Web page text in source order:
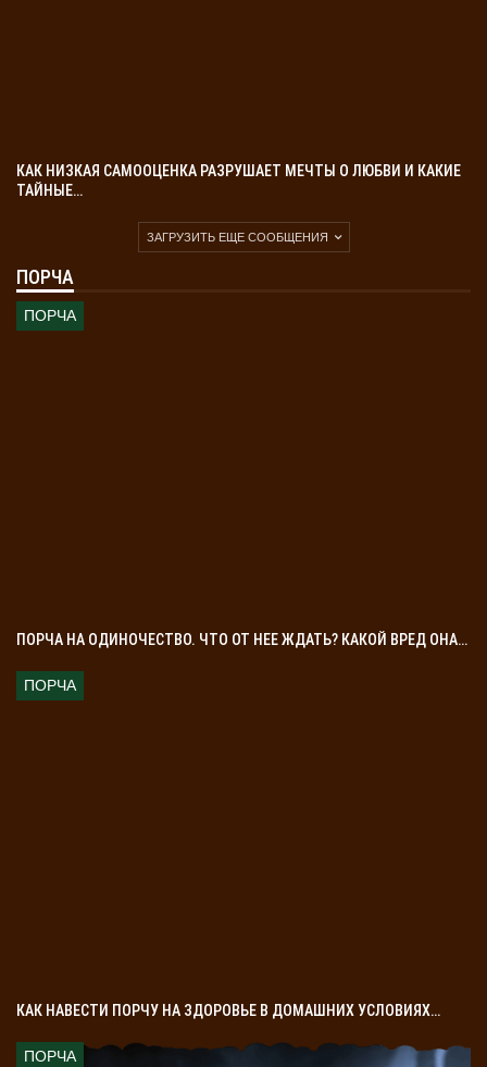
КАК НИЗКАЯ САМООЦЕНКА РАЗРУШАЕТ МЕЧТЫ О ЛЮБВИ И КАКИЕ
ТАЙНЫЕ…
ЗАГРУЗИТЬ ЕЩЕ СООБЩЕНИЯ
ПОРЧА
ПОРЧА
ПОРЧА НА ОДИНОЧЕСТВО. ЧТО ОТ НЕЕ ЖДАТЬ? КАКОЙ ВРЕД ОНА…
ПОРЧА
КАК НАВЕСТИ ПОРЧУ НА ЗДОРОВЬЕ В ДОМАШНИХ УСЛОВИЯХ…
ПОРЧА